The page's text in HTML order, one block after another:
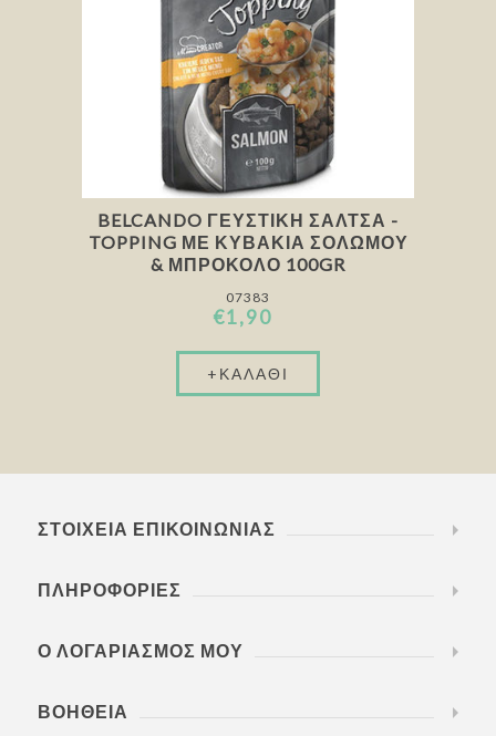
BELCANDO ΓΕΥΣΤΙΚΉ ΣΆΛΤΣΑ -
TOPPING ΜΕ ΚΥΒΆΚΙΑ ΣΟΛΩΜΟΎ
& ΜΠΡΌΚΟΛΟ 100GR
07383
€1,90
ΣΤΟΙΧΕΊΑ ΕΠΙΚΟΙΝΩΝΊΑΣ
ΠΛΗΡΟΦΟΡΊΕΣ
Ο ΛΟΓΑΡΙΑΣΜΌΣ ΜΟΥ
ΒΟΉΘΕΙΑ